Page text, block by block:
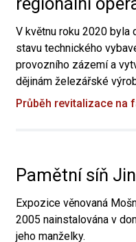
V květnu roku 2020 byla
stavu technického
provozního zázemí a
dějinám železářské
Průběh revitalizace na
Pamětní síň
Expozice věnovaná
2005 nainstalována v
jeho manželky.